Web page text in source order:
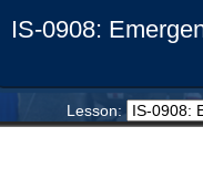
Lesson:
IS-0908: